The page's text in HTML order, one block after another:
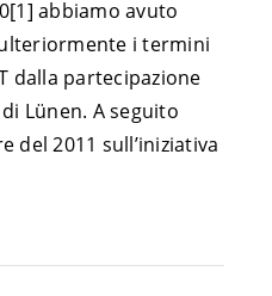
abbiamo avuto
i termini
dalla partecipazione
Lünen. A seguito
del 2011 sull’iniziativa